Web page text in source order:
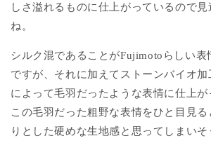
しさ溢れるものに仕上がっているので
ね。
シルク混であることがFujimotoらしい表
ですが、それに加えてストーンバイオ加
によって毛羽だったような表情に仕上が
この毛羽だった粗野な表情をひと目見
りとした硬めな生地感と思ってしまい